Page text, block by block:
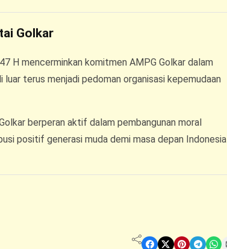
Golkar
H mencerminkan komitmen AMPG Golkar dalam
terus menjadi pedoman organisasi kepemudaan
berperan aktif dalam pembangunan moral
positif generasi muda demi masa depan Indonesia
Share on Facebook Share on X Share on Pinterest Share on Telegram Share on WhatsApp